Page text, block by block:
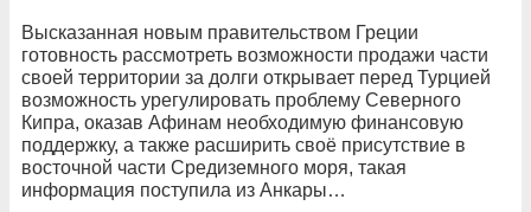
Высказанная новым правительством Греции
готовность рассмотреть возможности продажи части
своей территории за долги открывает перед Турцией
возможность урегулировать проблему Северного
Кипра, оказав Афинам необходимую финансовую
поддержку, а также расширить своё присутствие в
восточной части Средиземного моря, такая
информация поступила из Анкары…